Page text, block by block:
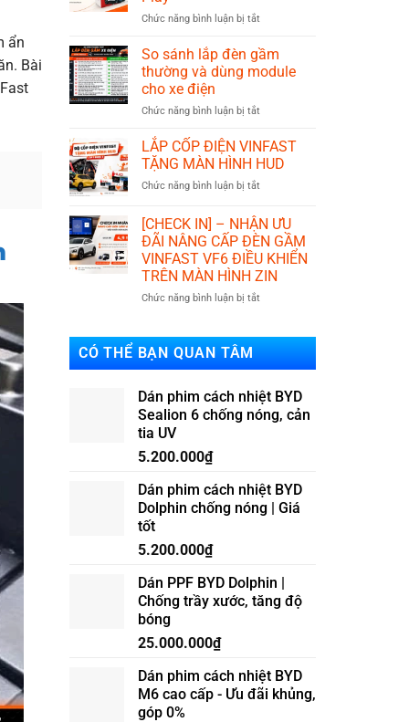
ẩn
Bài
phuộc
Nên
loại
Chức năng bình luận bị tắt
đơn
phát
phụ
xe
điện
Plug
&
So sánh lắp đèn gầm
thường và dùng module
cho xe điện
Chức năng bình luận bị tắt
sánh
lắp
đèn
gầm
và
dùng
module
cho
xe
LẮP CỐP ĐIỆN VINFAST
TẶNG MÀN HÌNH HUD
Chức năng bình luận bị tắt
CỐP
ĐIỆN
VINFAST
TẶNG
MÀN
[CHECK IN] – NHẬN ƯU
ĐÃI NÂNG CẤP ĐÈN GẦM
VINFAST VF6 ĐIỀU KHIỂN
TRÊN MÀN HÌNH ZIN
Chức năng bình luận bị tắt
ĐÃI
NÂNG
CẤP
VF6
ĐIỀU
KHIỂN
ZIN
CÓ THỂ BẠN QUAN TÂM
Dán phim cách nhiệt BYD
Sealion 6 chống nóng, cản
tia UV
5.200.000₫
Dán phim cách nhiệt BYD
Dolphin chống nóng | Giá
tốt
5.200.000₫
Dán PPF BYD Dolphin |
Chống trầy xước, tăng độ
bóng
25.000.000₫
Dán phim cách nhiệt BYD
M6 cao cấp - Ưu đãi khủng,
góp 0%